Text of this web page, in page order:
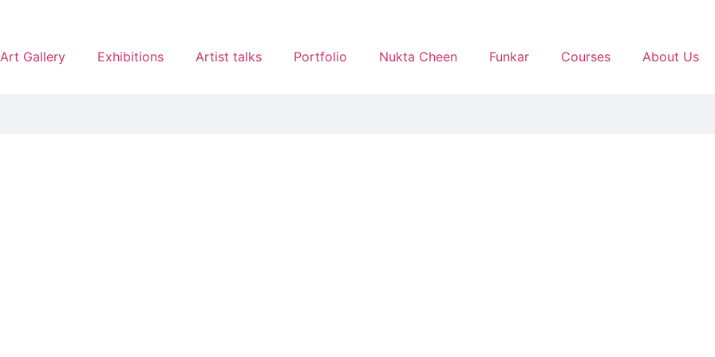
Art Gallery Exhibitions Artist talks Portfolio Nukta Cheen Funkar Courses About Us